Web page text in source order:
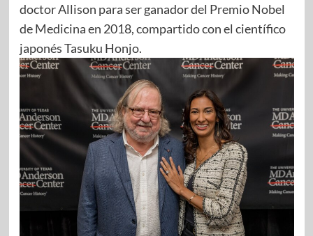
doctor Allison para ser ganador del Premio Nobel
de Medicina en 2018, compartido con el científico
japonés Tasuku Honjo.